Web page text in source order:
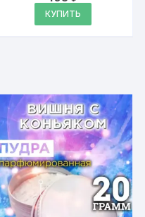
Антона
из 5
КУПИТЬ